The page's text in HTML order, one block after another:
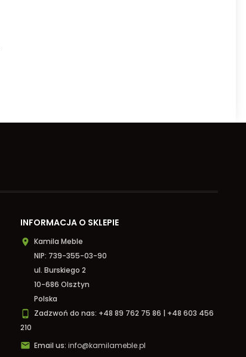
INFORMACJA O SKLEPIE
 Kamila Meble
NIP: 739-355-03-90
ul. Burskiego 2
10-686 Olsztyn
Polska

Zadzwoń do nas: +48 89 762 75 86 | +48 603 456
210
 Email us: info@kamilameble.pl